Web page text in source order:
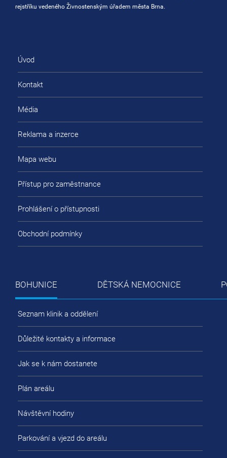
rejstříku vedeného Živnostenským úřadem města Brna.
Úvod
Kontakt
Média
Reklama a inzerce
Mapa webu
Přístup pro zaměstnance
Prohlášení o přístupnosti
Obchodní podmínky
BOHUNICE DĚTSKÁ NEMOCNICE
Seznam klinik a oddělení
Důležité kontakty a informace
Jak se k nám dostanete
Plán areálu
Návštěvní hodiny
Parkování a vjezd do areálu